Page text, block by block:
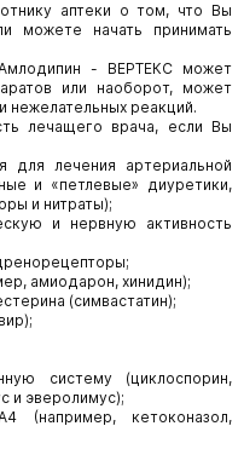
аптеки о том, что Вы
можете начать принимать
- ВЕРТЕКС может
или наоборот, может
нежелательных реакций.
лечащего врача, если Вы
лечения артериальной
и «петлевые» диуретики,
и нитраты);
и нервную активность
амиодарон, хинидин);
(симвастатин);
систему (циклоспорин,
и эверолимус);
(например, кетоконазол,